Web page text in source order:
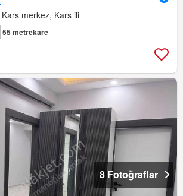
merkez, Kars ili
55 metrekare
8 Fotoğraflar